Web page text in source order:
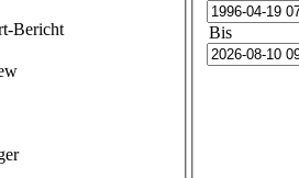
Bericht Bis